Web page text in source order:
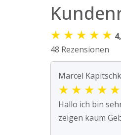
★ ★ ★ ★ ★
48 Rezensionen
Marcel
★ ★ ★ ★ ★
Hallo ich bin
zeigen kaum